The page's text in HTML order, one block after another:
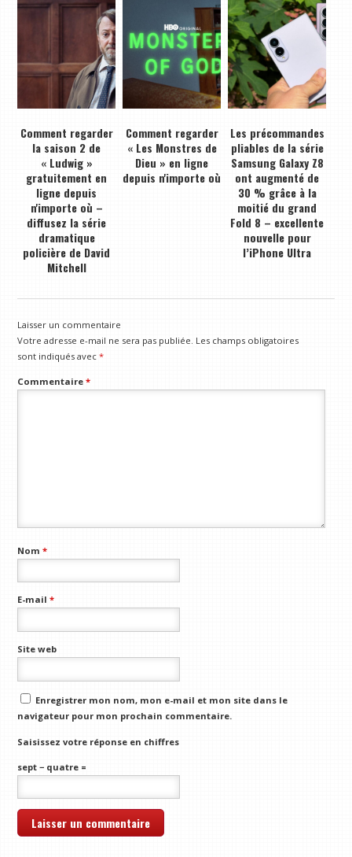
Comment regarder
la saison 2 de
« Ludwig »
gratuitement en
ligne depuis
n'importe où –
diffusez la série
dramatique
policière de David
Mitchell
Comment regarder
« Les Monstres de
Dieu » en ligne
depuis n'importe où
Les précommandes
pliables de la série
Samsung Galaxy Z8
ont augmenté de
30 % grâce à la
moitié du grand
Fold 8 – excellente
nouvelle pour
l’iPhone Ultra
Laisser un commentaire
Votre adresse e-mail ne sera pas publiée. Les champs obligatoires
sont indiqués avec*
Commentaire*
Nom*
E-mail*
Site web
Enregistrer mon nom, mon e-mail et mon site dans le
navigateur pour mon prochain commentaire.
Saisissez votre réponse en chiffres
sept − quatre =